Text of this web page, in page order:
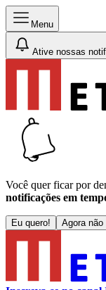
Menu
Ative nossas
Você quer ficar por
notificações em
Eu quero! Agora não